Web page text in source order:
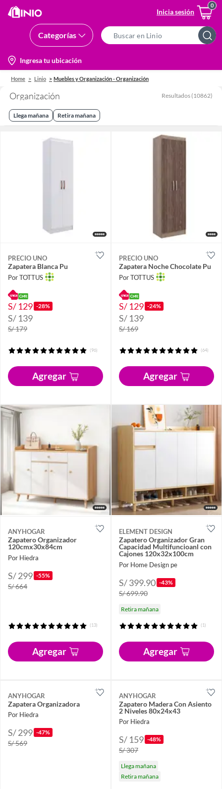
Inicia sesión
Categorías
Bar
location-
icon
Ingresa tu ubicación
Home Linio Muebles y Organización - Organización
Organización Resultados (10862)
Llega mañana Retira mañana
PRECIO UNO
Zapatera Blanca Pu
Por TOTTUS
S/ 129 -28%
S/ 139
S/ 179
(96)
Agregar
PRECIO UNO
Zapatera Noche Chocolate Pu
Por TOTTUS
S/ 129 -24%
S/ 139
S/ 169
(64)
Agregar
ANYHOGAR
Zapatero Organizador
120cmx30x84cm
Por Hiedra
S/ 299 -55%
S/ 664
(13)
Agregar
ELEMENT DESIGN
Zapatero Organizador Gran
Capacidad Multifuncioanl con
Cajones 120x32x100cm
Por Home Design pe
S/ 399.90 -43%
S/ 699.90
Retira mañana
(1)
Agregar
ANYHOGAR
Zapatera Organizadora
Por Hiedra
S/ 299 -47%
S/ 569
ANYHOGAR
Zapatero Madera Con Asiento
2 Niveles 80x24x43
Por Hiedra
S/ 159 -48%
S/ 307
Llega mañana
Retira mañana